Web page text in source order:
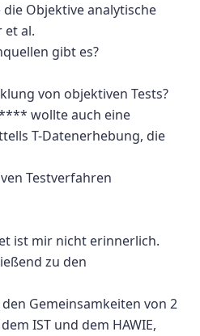
Objektive analytische
et al.
gibt es?
von objektiven Tests?
wollte auch eine
T-Datenerhebung, die
Testverfahren
ist mir nicht erinnerlich.
zu den
Gemeinsamkeiten von 2
IST und dem HAWIE,